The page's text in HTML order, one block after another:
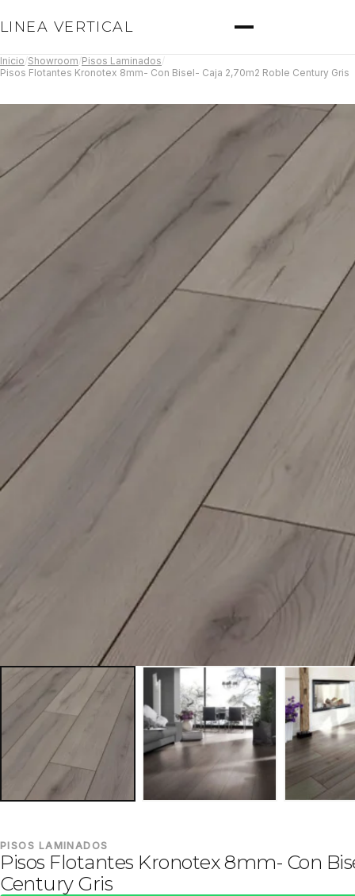
LINEA VERTICAL
Inicio Showroom Pisos Laminados
Pisos Flotantes Kronotex 8mm- Con Bisel- Caja 2,70m2 Roble Century Gris
PISOS LAMINADOS
Pisos Flotantes Kronotex 8mm- Con
Century Gris